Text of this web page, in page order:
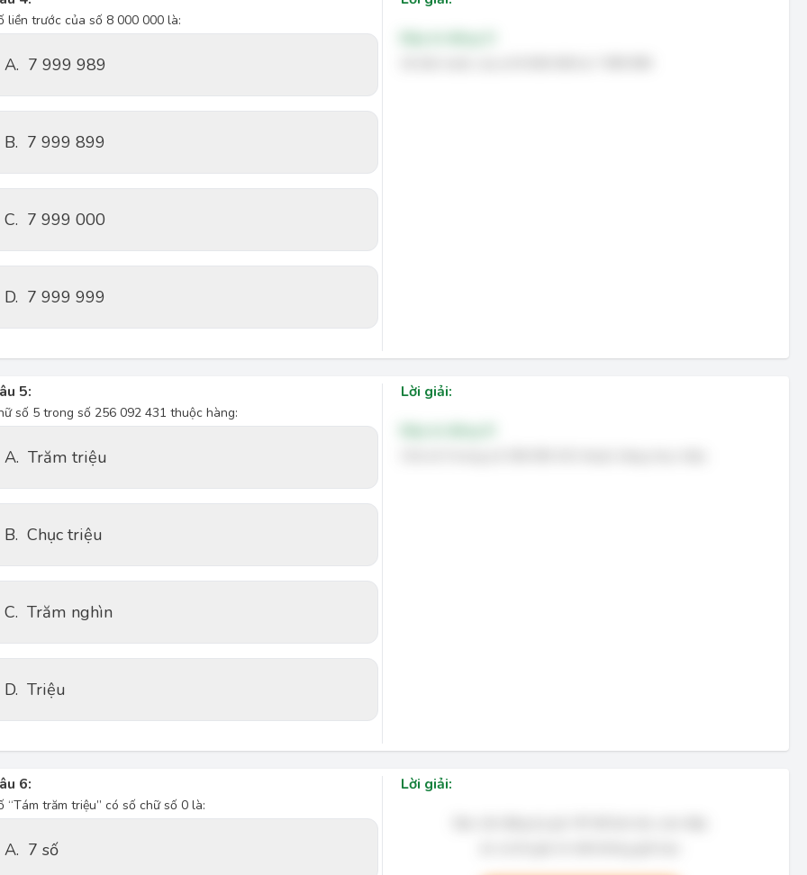
liền trước của số 8 000 000 là:
A. 7 999 989
B. 7 999 899
C. 7 999 000
D. 7 999 999
5:
số 5 trong số 256 092 431 thuộc hàng:
A. Trăm triệu
B. Chục triệu
C. Trăm nghìn
D. Triệu
Lời giải:
6:
“Tám trăm triệu” có số chữ số 0 là:
A. 7 số
Lời giải: